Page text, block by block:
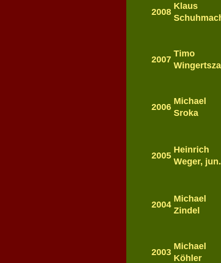
2008
Klaus
2007
Timo
2006
Michael
Sroka
2005
Heinrich
Weger, jun.
2004
Michael
Zindel
2003
Michael
Köhler